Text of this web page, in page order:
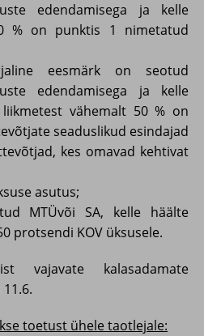
edendamisega ja kelle
% on punktis 1 nimetatud
eesmärk on seotud
edendamisega ja kelle
vähemalt 50 % on
seaduslikud esindajad
kes omavad kehtivat
asutus;
MTÜvõi SA, kelle häälte
protsendi KOV üksusele.
vajavate kalasadamate
toetust ühele taotlejale: